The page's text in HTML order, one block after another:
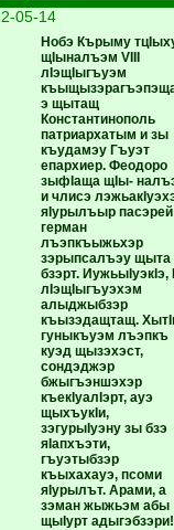
05-14
Нобэ Кърыму
щIыналъэм VIII
лIэщIыгъуэм
э щытащ
Константинополь
патриархатым и зы
къудамэу Гъуэт
епархиер. Феодоро
зыфIаща щIы-
и члисэ
яIурылъыр пасэрей
герман
лъэпкъыжьхэр
зэрыпсалъэу щыта
бзэрт. ИужьыIуэкIэ,
лIэщIыгъуэхэм
алыджыбзэр
къызэдащтащ.
гуныкъуэм лъэпкъ
куэд щызэхэст,
сондэджэр
бжыгъэншэхэр
къекIуалIэрт, ауэ
щыхъукIи,
зэгурыIуэну зы бзэ
яIапхъэти,
гъуэтыбзэр
къыхахауэ, псоми
яIурылът. Арами, а
зэман жыжьэм абы
щыIурт адыгэбзэри!